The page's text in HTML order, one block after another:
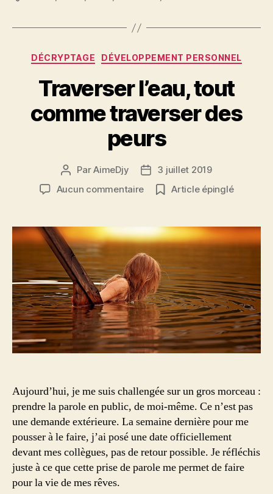
Catégories
DÉCRYPTAGE DÉVELOPPEMENT PERSONNEL
Traverser l’eau, tout
comme traverser des
peurs
Auteur
ParAimeDjy
Date
de
l’article
3 juillet 2019
Aucun commentairesur
tout
comme
traverser
des
peurs
Article épinglé
Aujourd’hui, je me suis challengée sur un gros morceau :
prendre la parole en public, de moi-même. Ce n’est pas
une demande extérieure. La semaine dernière pour me
pousser à le faire, j’ai posé une date officiellement
devant mes collègues, pas de retour possible. Je réfléchis
juste à ce que cette prise de parole me permet de faire
pour la vie de mes rêves.